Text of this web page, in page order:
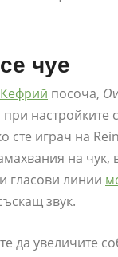
чуе
посоча,
настройките
сте играч на
на чук,
гласови линии
звук.
да увеличите